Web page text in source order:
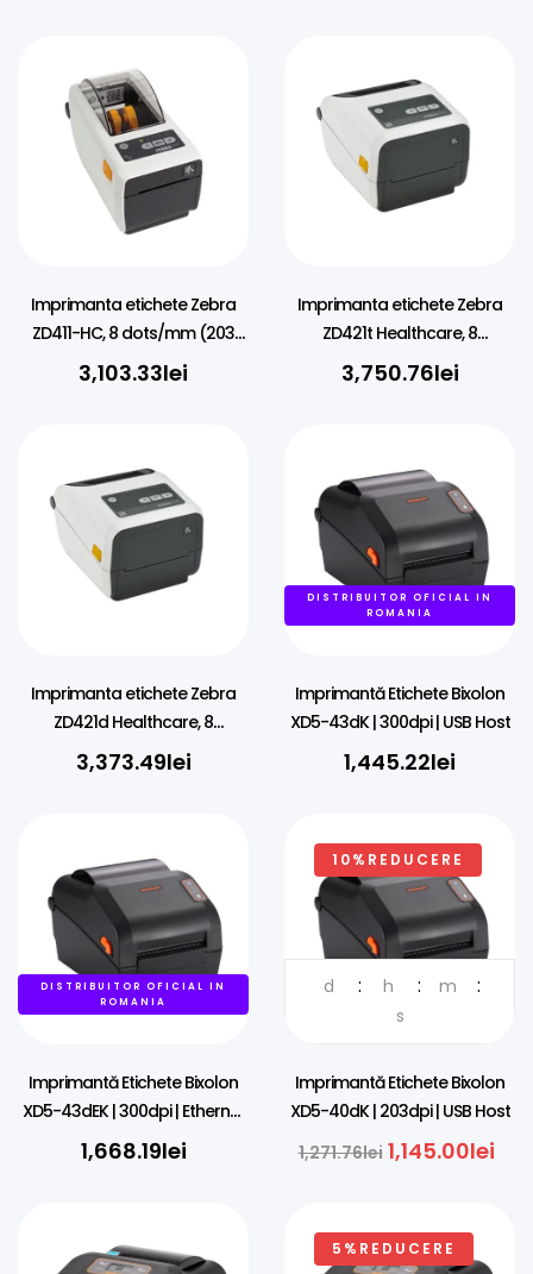
Imprimanta etichete Zebra
ZD411-HC, 8 dots/mm (203
dpi), RTC, USB, USB Host, BT
(BLE), Ethernet, EPLII, ZPLII, kit
3,103.33lei
Imprimanta etichete Zebra
ZD421t Healthcare, 8
dots/mm (203 dpi), RTC, USB,
USB Host, BT (BLE), Ethernet,
3,750.76lei
Imprimanta etichete Zebra
ZD421d Healthcare, 8
dots/mm (203 dpi), RTC, USB,
USB Host, BT (BLE), Ethernet,
3,373.49lei
DISTRIBUITOR OFICIAL IN
ROMANIA
Imprimantă Etichete Bixolon
XD5-43dK | 300dpi | USB Host
1,445.22lei
DISTRIBUITOR OFICIAL IN
ROMANIA
Imprimantă Etichete Bixolon
XD5-43dEK | 300dpi | Ethernet
+ USB Host
1,668.19lei
10%REDUCERE
DISTRIBUITOR OFICIAL IN
d h
m
s
Imprimantă Etichete Bixolon
XD5-40dK | 203dpi | USB Host
1,271.76lei 1,145.00lei
5%REDUCERE